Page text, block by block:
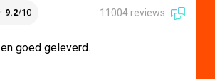
9.2/10 11004 reviews
goed geleverd.